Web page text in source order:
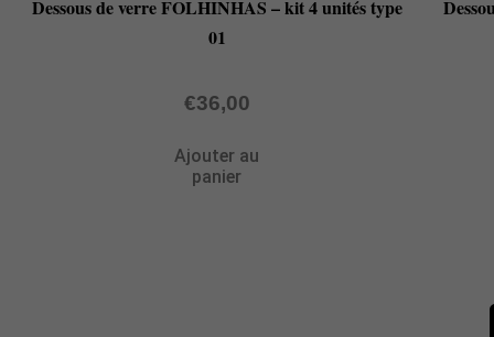
Dessous de verre FOLHINHAS – kit 4 unités type
01
€36,00
Ajouter au
panier